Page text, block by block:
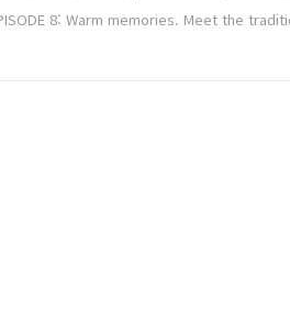
8: Warm memories. Meet the